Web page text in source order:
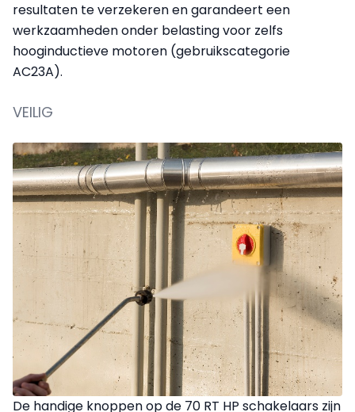
resultaten te verzekeren en garandeert een
werkzaamheden onder belasting voor zelfs
hooginductieve motoren (gebruikscategorie
AC23A).
VEILIG
De handige knoppen op de 70 RT HP schakelaars zijn